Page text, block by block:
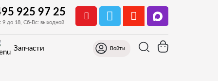
925 97 25
9 до 18, Сб-Вс: выходной
Запчасти Войти